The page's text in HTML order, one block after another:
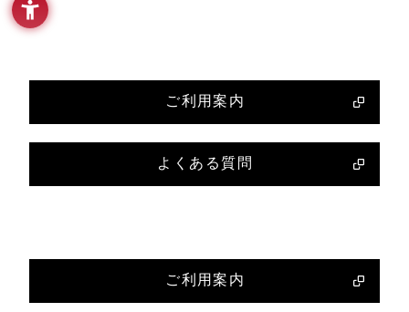
ご利用案内
よくある質問
ご利用案内